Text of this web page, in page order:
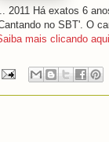
2011 Há exatos 6
no SBT'. O
mais clicando